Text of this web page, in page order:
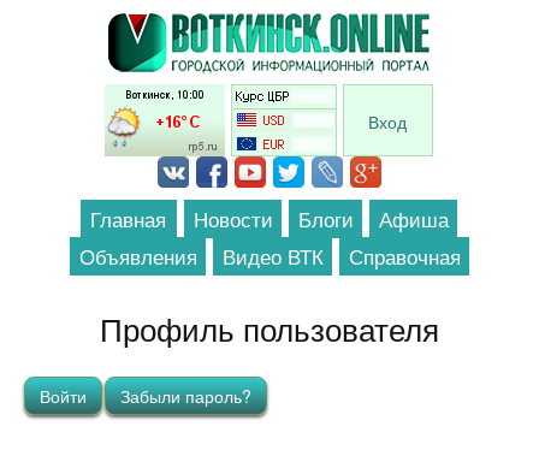
Перейти к основному содержанию
Вход
Главная Новости Блоги
Афиша
Объявления
Видео ВТК Справочная
Профиль пользователя
Главные вкладки
Войти(активная вкладка)
Забыли пароль?